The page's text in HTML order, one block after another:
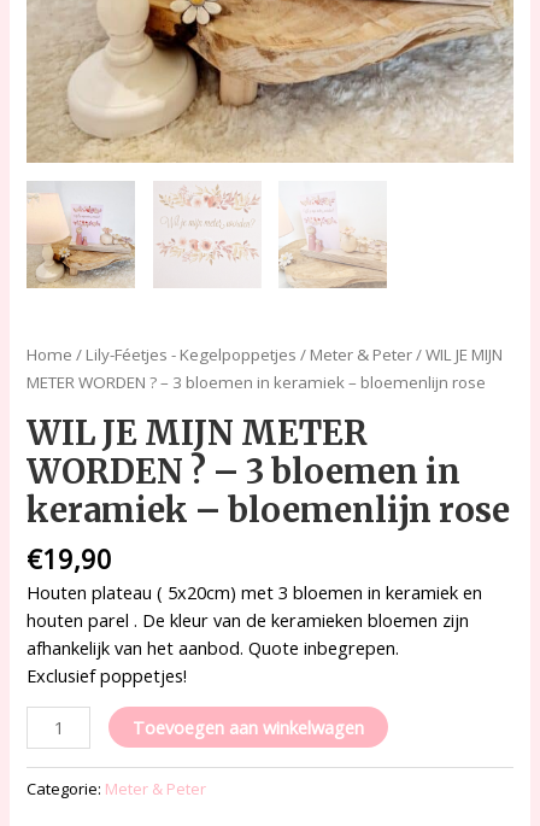
Home / Lily-Féetjes - Kegelpoppetjes / Meter & Peter/ WIL JE MIJN
METER WORDEN ? – 3 bloemen in keramiek – bloemenlijn rose
WIL JE MIJN METER
WORDEN ? – 3 bloemen in
keramiek – bloemenlijn rose
€19,90
Houten plateau ( 5x20cm) met 3 bloemen in keramiek en
houten parel . De kleur van de keramieken bloemen zijn
afhankelijk van het aanbod. Quote inbegrepen.
Exclusief poppetjes!
bloemenlijn
rose
aantal
Toevoegen aan winkelwagen
Categorie: Meter & Peter